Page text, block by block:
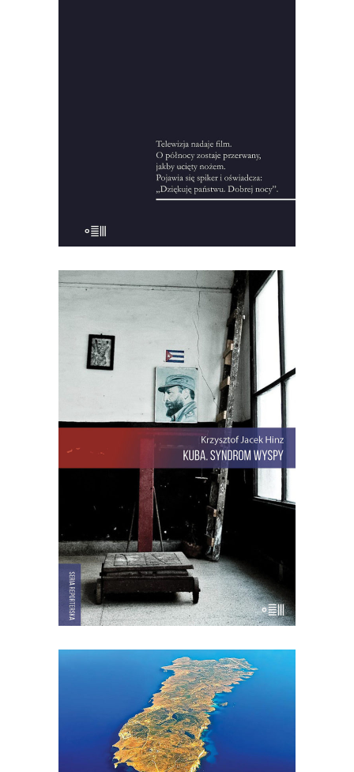
zł 22.00zł
KSIĄŻKA DO KOSZYKA
[EBOOK] Krzysztof Jacek Hinz –
KUBA. SYNDROM WYSPY
Krzysztof Jacek Hinz rozpoczyna swoją
opowieść o Kubie w dniu, w którym
obudził go telewizyjny komunikat, że
oto został wrogiem rewolucji.
Paszkwilancki wstępniak o polskim
dyplomacie napisał w „Granmie” sam
Fidel… Kuba. Syndrom wyspy to
reporterska książka o wyspie Fidela […]
44.00 zł 22.00zł
KSIĄŻKA DO KOSZYKA
[EBOOK] Jarosław Mikołajewski –
WIELKI PRZYPŁYW
Lampedusa. Włoska wyspa, choć bliżej
stąd do Afryki niż do Włoch.